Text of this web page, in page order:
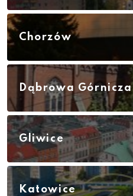
Chorzów
Dąbrowa Górnicza
Gliwice
Katowice